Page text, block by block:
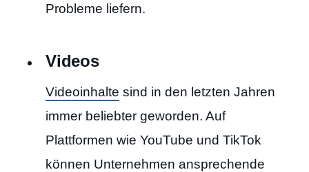
Probleme liefern.
Videos
Videoinhalte sind in den letzten Jahren
immer beliebter geworden. Auf
Plattformen wie YouTube und TikTok
können Unternehmen ansprechende